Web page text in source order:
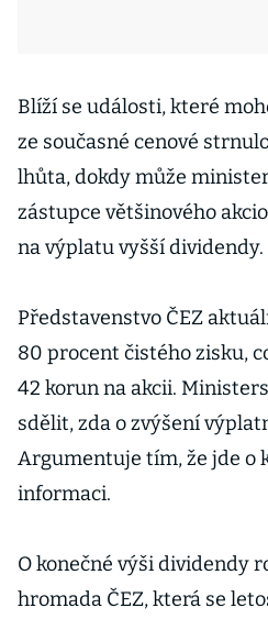
Blíží se události, které
ze současné cenové
lhůta, dokdy může
zástupce většinového
na výplatu vyšší dividendy.
Představenstvo ČEZ
80 procent čistého zisku,
42 korun na akcii.
sdělit, zda o zvýšení
Argumentuje tím, že jde o
informaci.
O konečné výši dividendy
hromada ČEZ, která se